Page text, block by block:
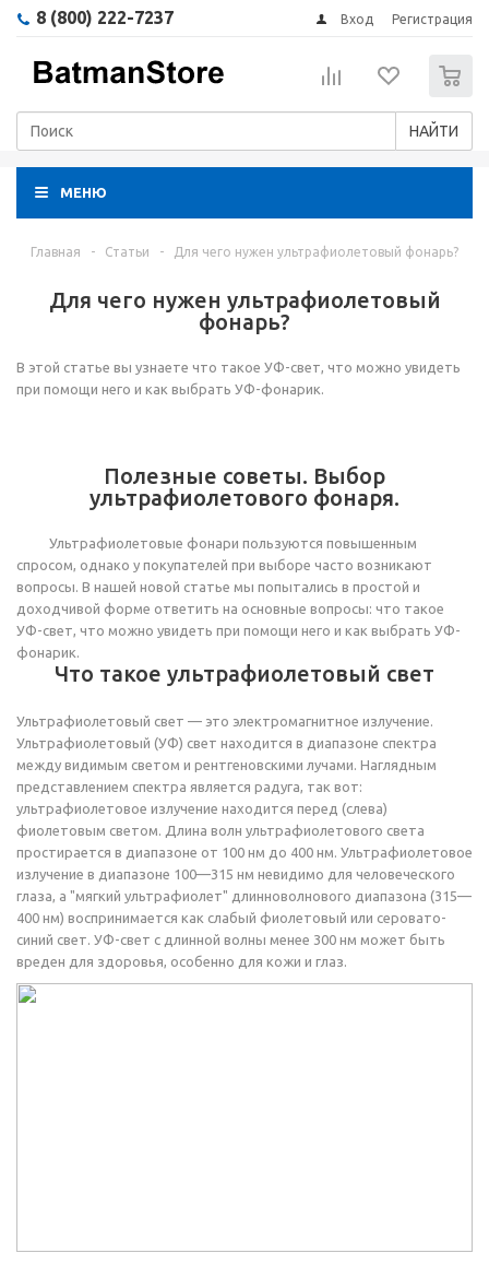
8 (800) 222-7237 Вход Регистрация
НАЙТИ
МЕНЮ
Главная - Статьи - Для чего нужен ультрафиолетовый фонарь?
Для чего нужен ультрафиолетовый
фонарь?
В этой статье вы узнаете что такое УФ-свет, что можно увидеть
при помощи него и как выбрать УФ-фонарик.
Полезные советы. Выбор
ультрафиолетового фонаря.
Ультрафиолетовые фонари пользуются повышенным
спросом, однако у покупателей при выборе часто возникают
вопросы. В нашей новой статье мы попытались в простой и
доходчивой форме ответить на основные вопросы: что такое
УФ-свет, что можно увидеть при помощи него и как выбрать УФ-
фонарик.
Что такое ультрафиолетовый свет
Ультрафиолетовый свет — это электромагнитное излучение.
Ультрафиолетовый (УФ) свет находится в диапазоне спектра
между видимым светом и рентгеновскими лучами. Наглядным
представлением спектра является радуга, так вот:
ультрафиолетовое излучение находится перед (слева)
фиолетовым светом. Длина волн ультрафиолетового света
простирается в диапазоне от 100 нм до 400 нм. Ультрафиолетовое
излучение в диапазоне 100—315 нм невидимо для человеческого
глаза, а "мягкий ультрафиолет" длинноволнового диапазона (315—
400 нм) воспринимается как слабый фиолетовый или серовато-
синий свет. УФ-свет с длинной волны менее 300 нм может быть
вреден для здоровья, особенно для кожи и глаз.